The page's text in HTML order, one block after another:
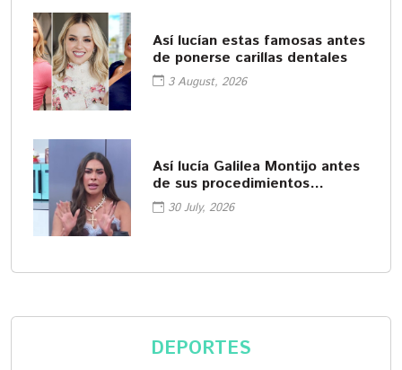
Así lucían estas famosas antes
de ponerse carillas dentales
3 August, 2026
Así lucía Galilea Montijo antes
de sus procedimientos
cosméticos
30 July, 2026
DEPORTES